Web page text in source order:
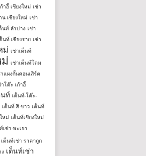
าอี้ เชียงใหม่ เช่า
น เชียงใหม่ เช่า
นท์ ลําปาง เช่า
นท์ เชียงราย เช่า
ม่ เช่าเต็นท์
เช่าเต็นท์โดม
าแผงกั้นคอนเสิร์ต
าโต๊ะ เก้าอี้
นท์ เต็นท์-โต๊ะ-
เต็นท์ สี ขาว เต็นท์
หม่ เต็นท์เชียงใหม่
เช่า-พะเยา
เต็นท์เช่า ราคาถูก
ง เต็นท์เช่า